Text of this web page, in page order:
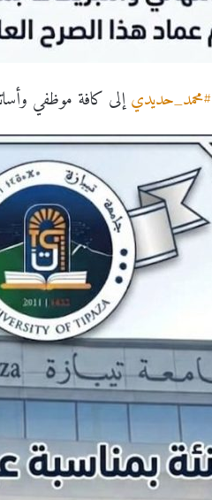
#محمد_حديديإلى كافة موظفي